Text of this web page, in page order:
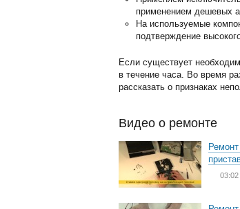
применением дешевых
На используемые
подтверждение
Если существует
в течение часа. Во время
рассказать о признаках
Видео о ремонте
03:02